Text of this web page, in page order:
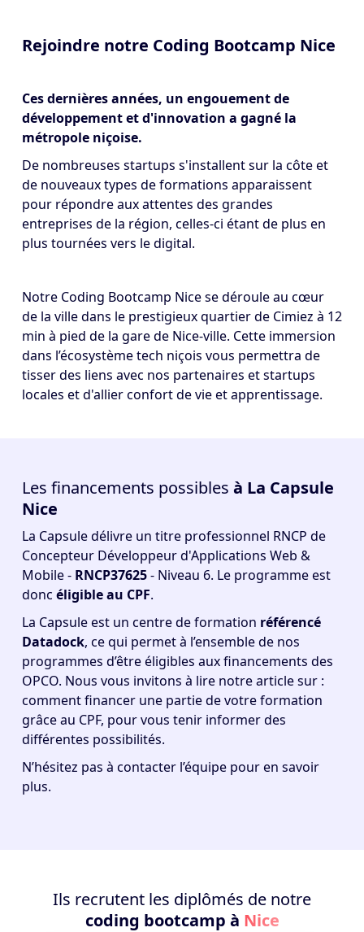
Rejoindre notre Coding Bootcamp Nice
Ces dernières années, un engouement de
développement et d'innovation a gagné la
métropole niçoise.
De nombreuses startups s'installent sur la côte et
de nouveaux types de formations apparaissent
pour répondre aux attentes des grandes
entreprises de la région, celles-ci étant de plus en
plus tournées vers le digital.
Notre Coding Bootcamp Nice se déroule au cœur
de la ville dans le prestigieux quartier de Cimiez à 12
min à pied de la gare de Nice-ville. Cette immersion
dans l’écosystème tech niçois vous permettra de
tisser des liens avec nos partenaires et startups
locales et d'allier confort de vie et apprentissage.
Les financements possibles à La Capsule
Nice
La Capsule délivre un titre professionnel RNCP de
Concepteur Développeur d'Applications Web &
Mobile - RNCP37625- Niveau 6. Le programme est
donc éligible au CPF.
La Capsule est un centre de formation référencé
Datadock, ce qui permet à l’ensemble de nos
programmes d’être éligibles aux financements des
OPCO. Nous vous invitons à lire notre article sur :
commentfinancer une partie de votre formation
grâce au CPF, pour vous tenir informer des
différentes possibilités.
N’hésitez pas à contacter l’équipe pour en savoir
plus.
Ils recrutent les diplômés de notre
coding bootcamp à Nice